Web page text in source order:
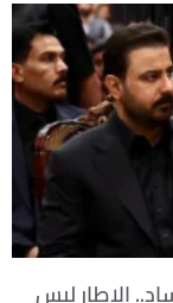
الإطار ليس